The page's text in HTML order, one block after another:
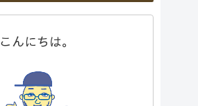
こんにちは。